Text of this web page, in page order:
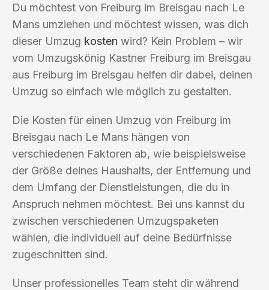
Du möchtest von Freiburg im Breisgau nach Le
Mans umziehen und möchtest wissen, was dich
dieser Umzug kosten wird? Kein Problem – wir
vom Umzugskönig Kastner Freiburg im Breisgau
aus Freiburg im Breisgau helfen dir dabei, deinen
Umzug so einfach wie möglich zu gestalten.
Die Kosten für einen Umzug von Freiburg im
Breisgau nach Le Mans hängen von
verschiedenen Faktoren ab, wie beispielsweise
der Größe deines Haushalts, der Entfernung und
dem Umfang der Dienstleistungen, die du in
Anspruch nehmen möchtest. Bei uns kannst du
zwischen verschiedenen Umzugspaketen
wählen, die individuell auf deine Bedürfnisse
zugeschnitten sind.
Unser professionelles Team steht dir während